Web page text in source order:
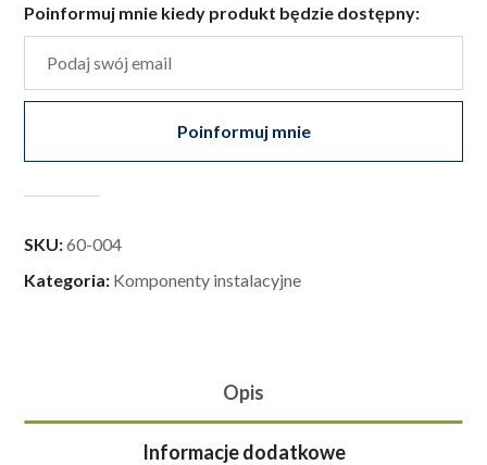
Poinformuj mnie kiedy produkt będzie dostępny:
Poinformuj mnie
SKU:60-004
Kategoria: Komponenty instalacyjne
Opis
Informacje dodatkowe